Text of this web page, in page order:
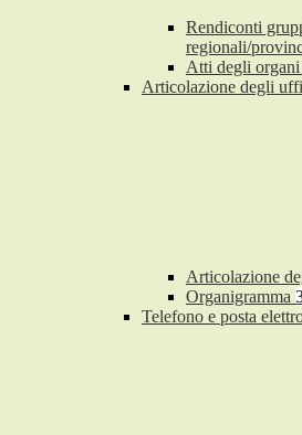
Rendiconti
regionali/
Atti degli
Articolazione degli
Articolazione
Organigramma
Telefono e posta